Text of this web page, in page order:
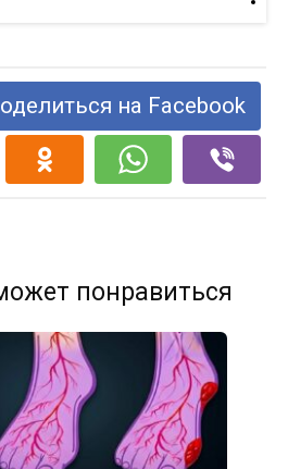
на Facebook
понравиться